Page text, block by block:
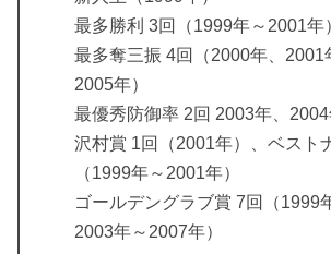
最多勝利 3回（1999年～2001年
最多奪三振 4回（2000年、2001
2005年）
最優秀防御率 2回 2003年、
沢村賞 1回（2001年）、ベスト
（1999年～2001年）
ゴールデングラブ賞 7回（1999
2003年～2007年）